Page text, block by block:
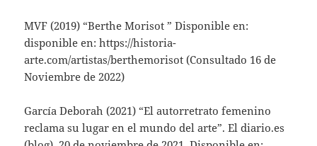
MVF (2019) “Berthe Morisot ” Disponible en:
disponible en: https://historia-
arte.com/artistas/berthemorisot (Consultado 16 de
Noviembre de 2022)
García Deborah(2021) “El autorretrato femenino
reclama su lugar en el mundo del arte”. El diario.es